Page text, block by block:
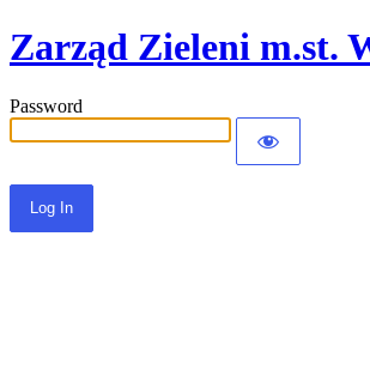
Zarząd Zieleni m.st.
Password